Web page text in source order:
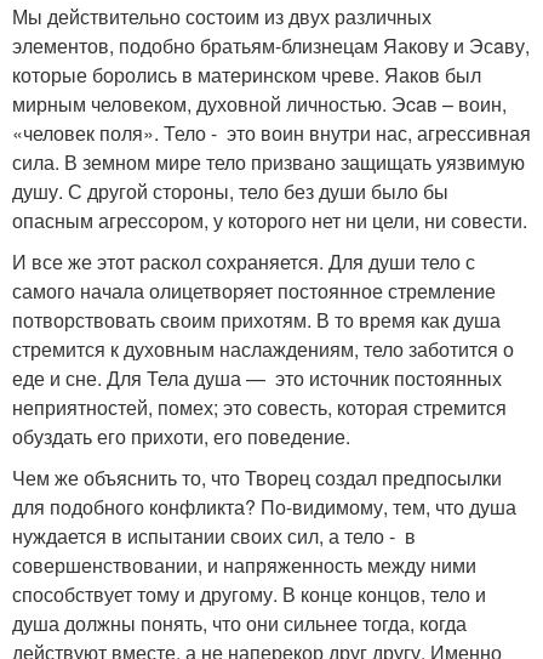
Мы действительно состоим из двух различных
элементов, подобно братьям-близнецам Яакову и Эсaву,
которые боролись в материнском чреве. Яаков был
мирным человеком, духовной личностью. Эcaв – воин,
«человек поля». Тело - это воин внутри нас, агрессивная
сила. В земном мире тело призвано защищать уязвимую
душу. С другой стороны, тело без души было бы
опасным агрессором, у которого нет ни цели, ни совести.
И все же этот раскол сохраняется. Для души тело с
самого начала олицетворяет постоянное стремление
потворствовать своим прихотям. В то время как душа
стремится к духовным наслаждениям, тело заботится о
еде и сне. Для Тела душа — это источник постоянных
неприятностей, помех; это совесть, которая стремится
обуздать его прихоти, его поведение.
Чем же объяснить то, что Творец создал предпосылки
для подобного конфликта? По-видимому, тем, что душа
нуждается в испытании своих сил, а тело - в
совершенствовании, и напряженность между ними
способствует тому и другому. В конце концов, тело и
душа должны понять, что они сильнее тогда, когда
действуют вместе, а не наперекор друг другу. Именно